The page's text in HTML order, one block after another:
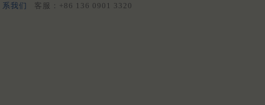
系我们
客服：+86 136 0901 3320